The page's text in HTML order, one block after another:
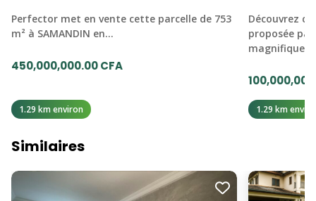
Perfector met en vente cette parcelle de 753
m² à SAMANDIN en…
450,000,000.00 CFA
1.29 km environ
Découvrez
proposée par
magnifique
1.29 km
Similaires